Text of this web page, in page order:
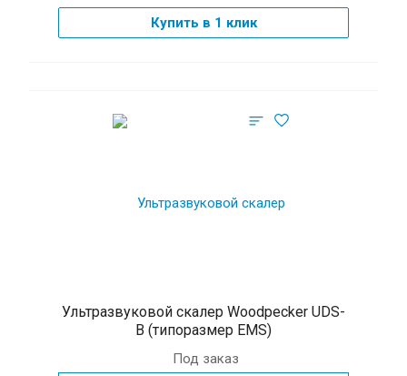
Купить в 1 клик
Ультразвуковой скалер Woodpecker UDS-
B (типоразмер EMS)
Под заказ